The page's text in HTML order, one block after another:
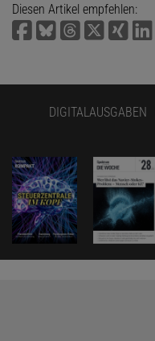
Diesen Artikel empfehlen:
DIGITALAUSGABEN